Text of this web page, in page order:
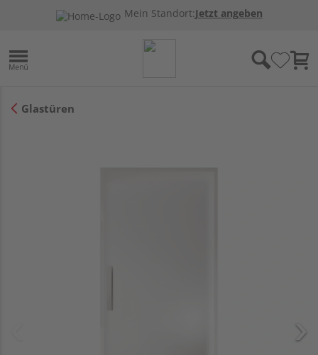
Mein Standort:Jetzt angeben
Glastüren